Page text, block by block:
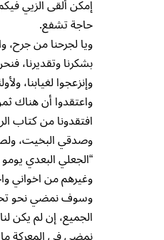
إمكن ألقى الزيي
حاجة تشفع.
ويا لجرحنا من جرح،
بشكرنا وتقديرنا،
وإنزعجوا لغيابنا،
واعتقدوا أن هناك
افتقدونا من كتاب
وصدقي البخيت،
“الجعلي البعدي
وغيرهم من اخواني
وسوف نمضي نحو
الجميع، إن لم يكن